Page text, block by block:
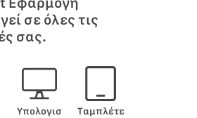
σε όλες τις
σας.
Υπολογισ
Ταμπλέτε